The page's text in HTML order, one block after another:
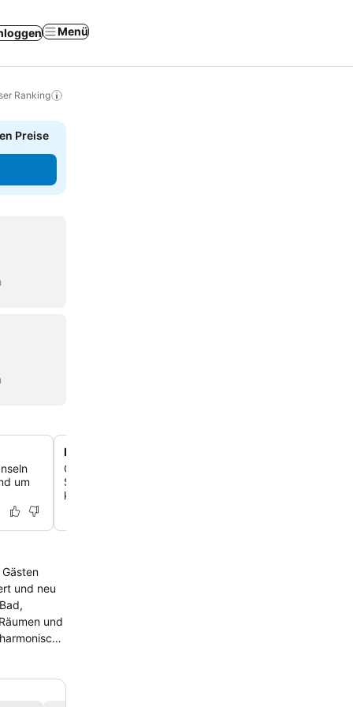
Menü
Ranking
Preise
um
Direkter Strandzugang mit privatem Bereich
Genießen Sie den direkten Zugang zu einem privaten
Strandabschnitt mit Sonnenliegen und
kristallklares Wasser nur wenige Schritte vom Hotel
und neu
und